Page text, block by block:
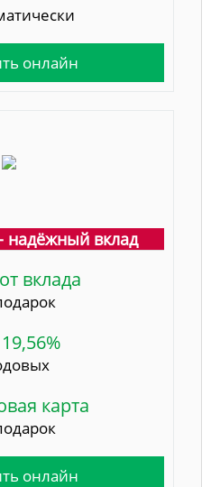
онлайн
надёжный вклад
вклада
карта
онлайн